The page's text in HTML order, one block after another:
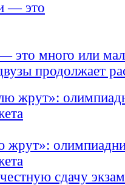
это много или
продолжает
жрут»:
сдачу